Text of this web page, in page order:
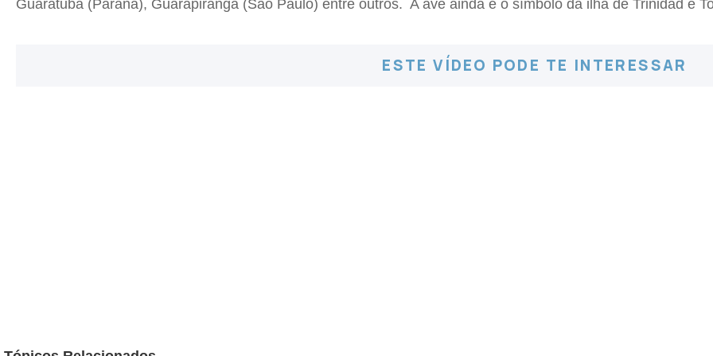
Guaratuba (Paraná), Guarapiranga (São Paulo) entre outros. A ave ainda é o símbolo da ilha de Trinidad e
ESTE VÍDEO PODE TE INTERESSAR